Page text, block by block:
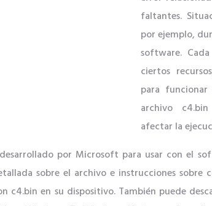
faltantes.
por ejemplo,
software.
ciertos
para
archivo
afectar la
por Microsoft para usar con el
sobre el archivo e instrucciones sobre
c4.bin en su dispositivo. También puede